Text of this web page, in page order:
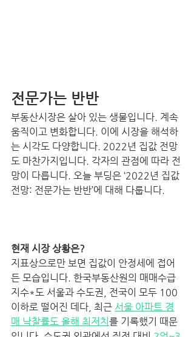
전문가는 반반
부동산시장은 살아 있는 생물입니다. 계속
움직이고 변화합니다. 이에 시장을 해석하
는 시각도 다양합니다. 2022년 집값 전망
도 마찬가지입니다. 각자의 관점에 따라 전
망이 다릅니다. 오늘 부딩은 ‘2022년 집값
전망: 전문가는 반반’에 대해 다룹니다.
현재 시장 상황은?
지표상으로만 보면 집값이 안정세에 접어
든 모습입니다. 한국부동산원의 매매수급
지수*도 서울과 수도권, 전국이 모두 100
이하로 떨어진 데다, 최근 서울 아파트 경
매 낙찰률도 올해 최저치 를 기록했기 때문